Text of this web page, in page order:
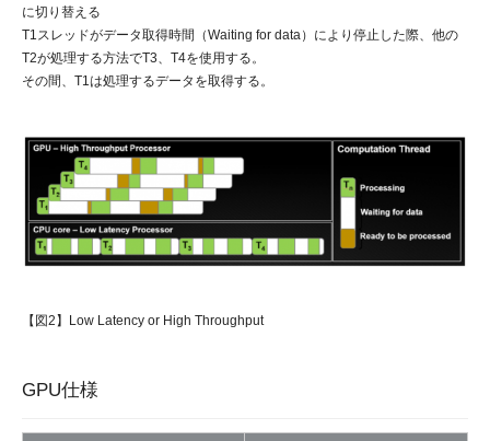
に切り替える
T1スレッドがデータ取得時間（Waiting for data）により停止した際、他の
T2が処理する方法でT3、T4を使用する。
その間、T1は処理するデータを取得する。
【図2】Low Latency or High Throughput
GPU仕様